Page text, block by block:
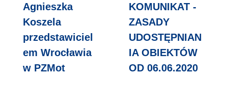
Agnieszka
Koszela
przedstawiciel
em Wrocławia
w PZMot
KOMUNIKAT -
ZASADY
UDOSTĘPNIAN
IA OBIEKTÓW
OD 06.06.2020